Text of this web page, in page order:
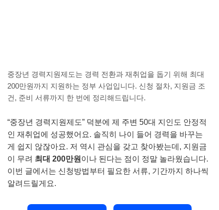
중장년 경력지원제도는 경력 전환과 재취업을 돕기 위해 최대
200만원까지 지원하는 정부 사업입니다. 신청 절차, 지원금 조
건, 준비 서류까지 한 번에 정리해드립니다.
“중장년 경력지원제도” 덕분에 제 주변 50대 지인도 안정적
인 재취업에 성공했어요. 솔직히 나이 들어 경력을 바꾸는
게 쉽지 않잖아요. 저 역시 관심을 갖고 찾아봤는데, 지원금
이 무려 최대 200만원 이나 된다는 점이 정말 놀라웠습니다.
이번 글에서는 신청방법부터 필요한 서류, 기간까지 하나씩
알려드릴게요.